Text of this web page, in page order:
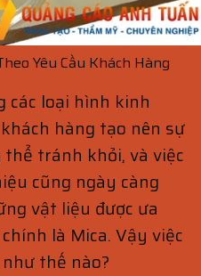
Yêu Cầu Khách Hàng
các loại hình kinh
hàng tạo nên sự
tránh khỏi, và việc
cũng ngày càng
vật liệu được ưa
là Mica. Vậy việc
thế nào?